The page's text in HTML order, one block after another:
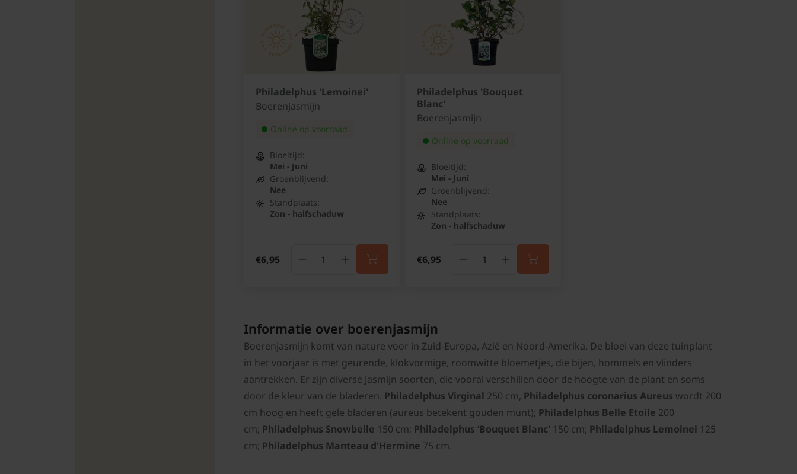
Philadelphus 'Lemoinei'
Boerenjasmijn
Online op voorraad
Bloeitijd:
Mei - Juni
Groenblijvend:
Nee
Standplaats:
Zon - halfschaduw
€6,95
Philadelphus 'Bouquet
Blanc'
Boerenjasmijn
Online op voorraad
Bloeitijd:
Mei - Juni
Groenblijvend:
Nee
Standplaats:
Zon - halfschaduw
€6,95
Informatie over boerenjasmijn
Boerenjasmijn komt van nature voor in Zuid-Europa, Azië en Noord-Amerika. De bloei van deze tuinplant
in het voorjaar is met geurende, klokvormige, roomwitte bloemetjes, die bijen, hommels en vlinders
aantrekken. Er zijn diverse Jasmijn soorten, die vooral verschillen door de hoogte van de plant en soms
door de kleur van de bladeren. Philadelphus Virginal 250 cm, Philadelphus coronarius Aureus wordt 200
cm hoog en heeft gele bladeren (aureus betekent gouden munt); Philadelphus Belle Etoile 200
cm; Philadelphus Snowbelle 150 cm; Philadelphus ‘Bouquet Blanc' 150 cm; Philadelphus Lemoinei 125
cm; Philadelphus Manteau d'Hermine 75 cm.